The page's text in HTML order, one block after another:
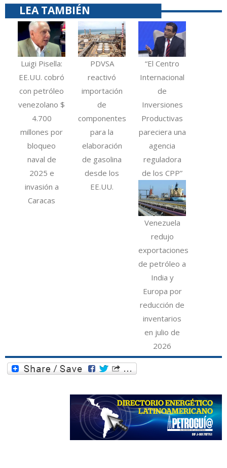
LEA TAMBIÉN
Luigi Pisella:
EE.UU. cobró
con petróleo
venezolano $
4.700
millones por
bloqueo
naval de
2025 e
invasión a
Caracas
PDVSA
reactivó
importación
de
componentes
para la
elaboración
de gasolina
desde los
EE.UU.
“El Centro
Internacional
de
Inversiones
Productivas
pareciera una
agencia
reguladora
de los CPP”
Venezuela
redujo
exportaciones
de petróleo a
India y
Europa por
reducción de
inventarios
en julio de
2026